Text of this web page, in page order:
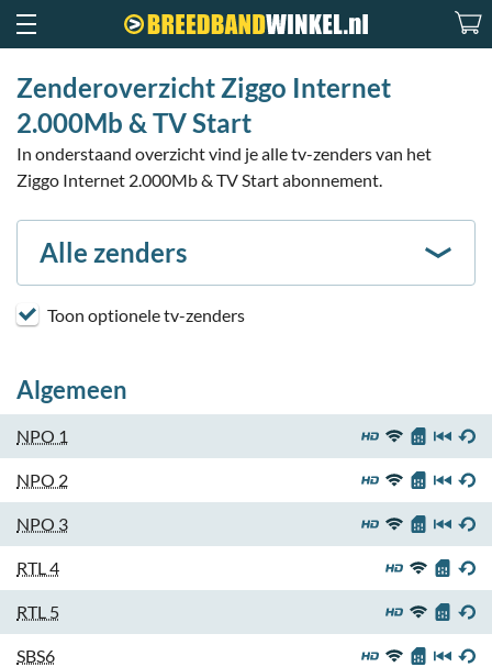
Zenderoverzicht Ziggo Internet
2.000Mb & TV Start
In onderstaand overzicht vind je alle tv-zenders van het
Ziggo Internet 2.000Mb & TV Start abonnement.
Alle zenders
Toon optionele tv-zenders
Algemeen
NPO 1
NPO 2
NPO 3
RTL 4
RTL 5
SBS6